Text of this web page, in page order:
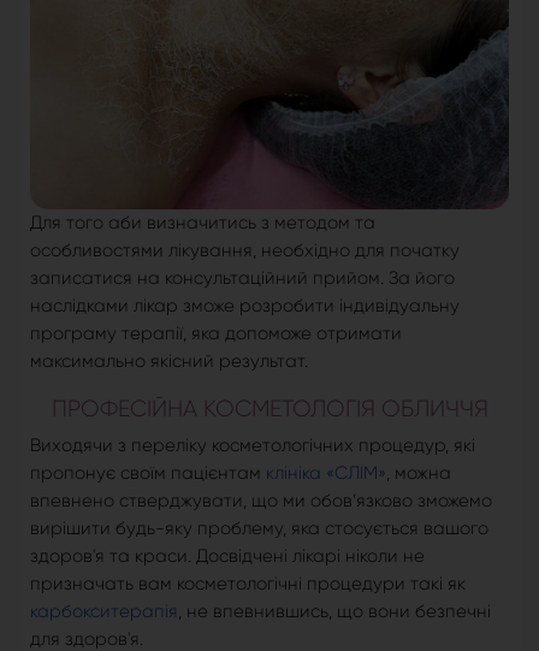
Для того аби визначитись з методом та
особливостями лікування, необхідно для початку
записатися на консультаційний прийом. За його
наслідками лікар зможе розробити індивідуальну
програму терапії, яка допоможе отримати
максимально якісний результат.
ПРОФЕСІЙНА КОСМЕТОЛОГІЯ ОБЛИЧЧЯ
Виходячи з переліку косметологічних процедур, які
пропонує своїм пацієнтам клініка «СЛІМ», можна
впевнено стверджувати, що ми обов’язково зможемо
вирішити будь-яку проблему, яка стосується вашого
здоров'я та краси. Досвідчені лікарі ніколи не
призначать вам косметологічні процедури такі як
карбокситерапія, не впевнившись, що вони безпечні
для здоров'я.